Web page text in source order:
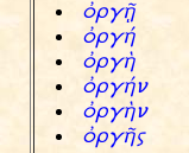
фrg»
фrg®
фrgЇ
фrg®n
фrgЇn
фrg°w